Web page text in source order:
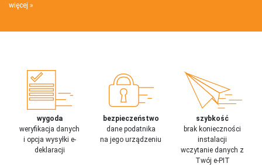
więcej
wygoda
weryfikacja danych
i opcja wysyłki e-
deklaracji
bezpieczeństwo
dane podatnika
na jego urządzeniu
szybkość
brak konieczności
instalacji
wczytanie danych z
Twój e-PIT